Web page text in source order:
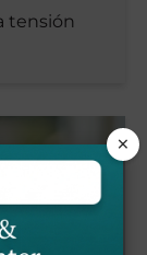
tensión
×